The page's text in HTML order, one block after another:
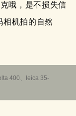
哦，是不损失信
相机拍的自然
400 、
leica 35-